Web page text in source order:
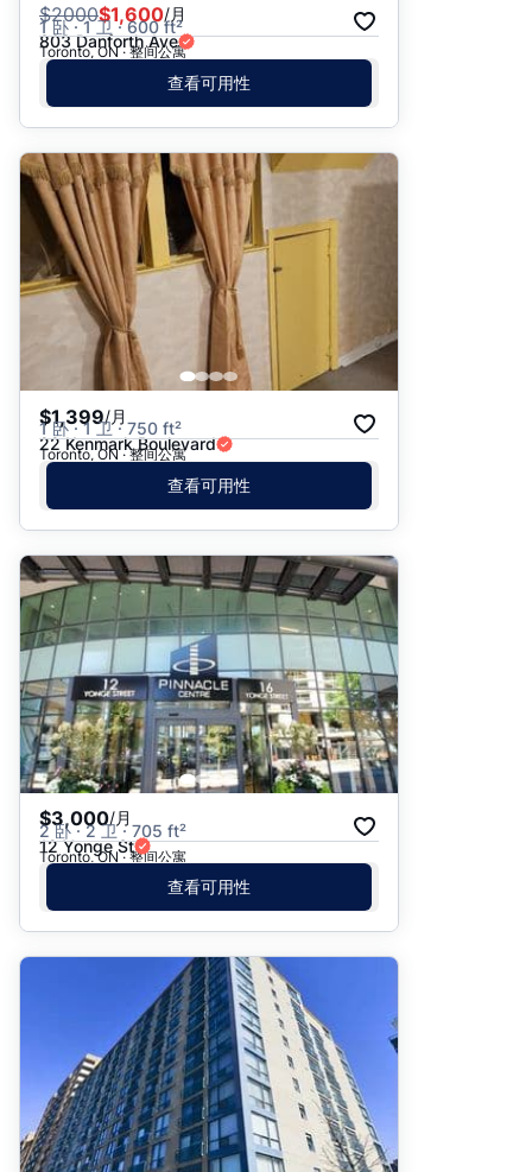
$2000$1,600/月
1 卧 · 1 卫 · 600 ft²
803 Danforth Ave
Toronto, ON · 整间公寓
查看可用性
$1,399/月
1 卧 · 1 卫 · 750 ft²
22 Kenmark Boulevard
Toronto, ON · 整间公寓
查看可用性
$3,000/月
2 卧 · 2 卫 · 705 ft²
12 Yonge St
Toronto, ON · 整间公寓
查看可用性